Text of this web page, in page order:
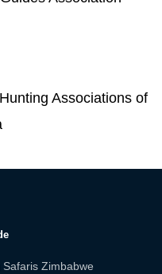
Associations of
Zimbabwe